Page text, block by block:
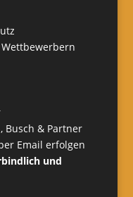
Busch & Partner
Email erfolgen
und